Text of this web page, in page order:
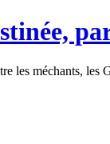
les méchants, les